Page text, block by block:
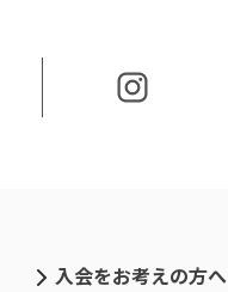
入会をお考えの方へ